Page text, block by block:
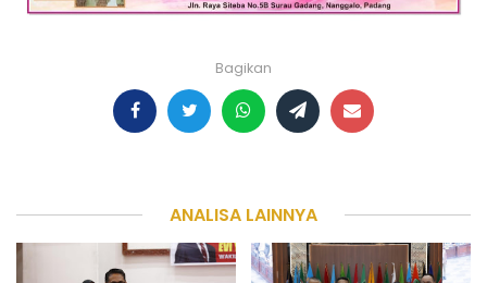
Bagikan
ANALISA LAINNYA